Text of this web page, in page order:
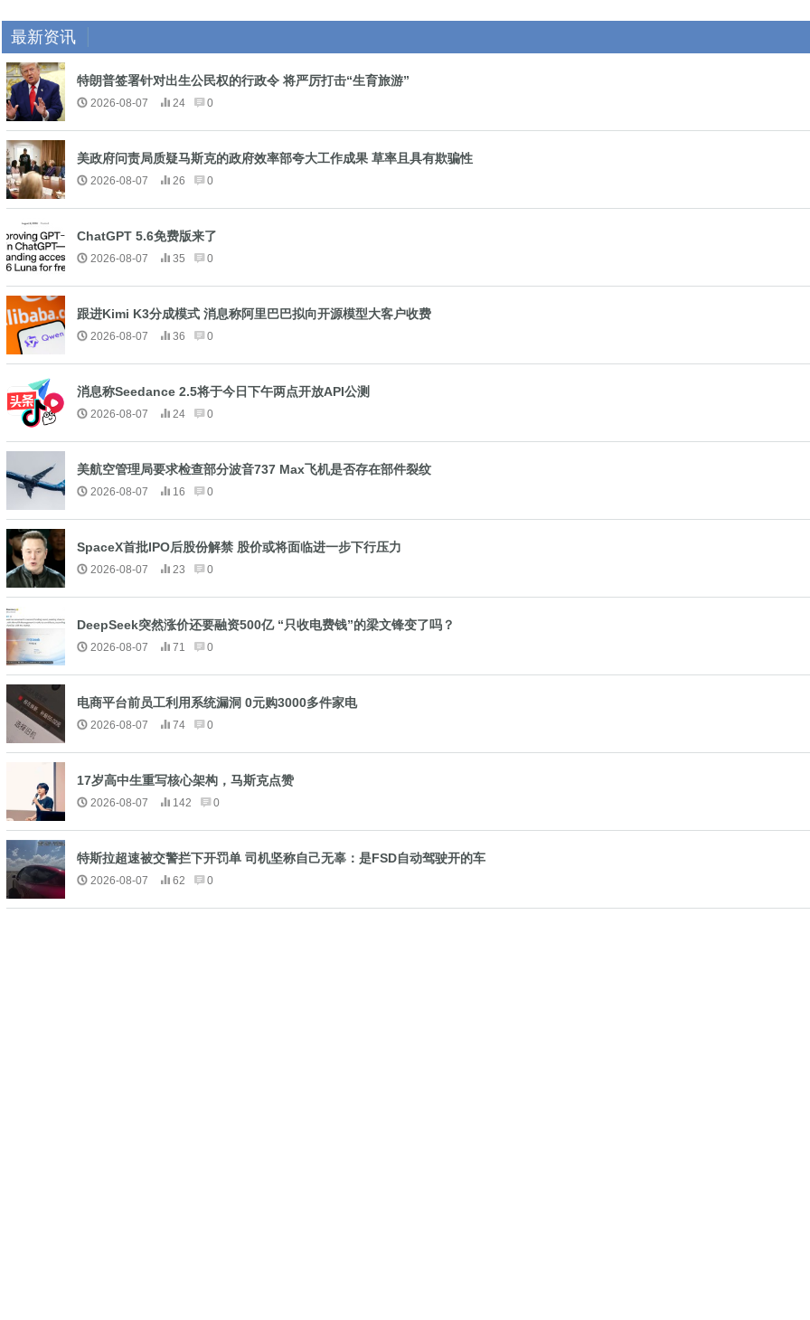
最新资讯
特朗普签署针对出生公民权的行政令 将严厉打击“生育旅游”
2026-08-07 24 0
美政府问责局质疑马斯克的政府效率部夸大工作成果 草率且具有欺骗性
2026-08-07 26 0
ChatGPT 5.6免费版来了
2026-08-07 35 0
跟进Kimi K3分成模式 消息称阿里巴巴拟向开源模型大客户收费
2026-08-07 36 0
消息称Seedance 2.5将于今日下午两点开放API公测
2026-08-07 24 0
美航空管理局要求检查部分波音737 Max飞机是否存在部件裂纹
2026-08-07 16 0
SpaceX首批IPO后股份解禁 股价或将面临进一步下行压力
2026-08-07 23 0
DeepSeek突然涨价还要融资500亿 “只收电费钱”的梁文锋变了吗？
2026-08-07 71 0
电商平台前员工利用系统漏洞 0元购3000多件家电
2026-08-07 74 0
17岁高中生重写核心架构，马斯克点赞
2026-08-07 142 0
特斯拉超速被交警拦下开罚单 司机坚称自己无辜：是FSD自动驾驶开的车
2026-08-07 62 0